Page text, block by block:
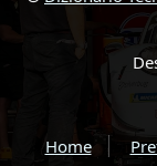
Home